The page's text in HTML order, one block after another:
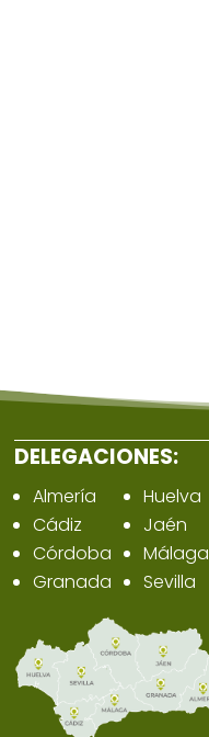
DELEGACIONES:
Almería
Cádiz
Córdoba
Granada
Huelva
Jaén
Málaga
Sevilla